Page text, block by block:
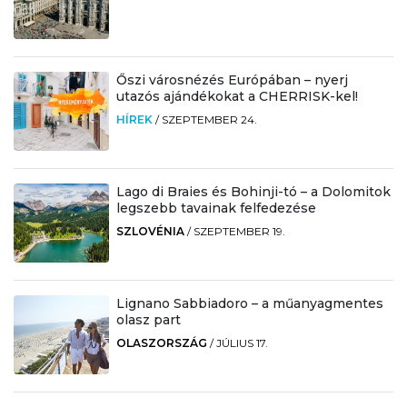
Őszi városnézés Európában – nyerj
utazós ajándékokat a CHERRISK-kel!
HÍREK / SZEPTEMBER 24.
Lago di Braies és Bohinji-tó – a Dolomitok
legszebb tavainak felfedezése
SZLOVÉNIA / SZEPTEMBER 19.
Lignano Sabbiadoro – a műanyagmentes
olasz part
OLASZORSZÁG /JÚLIUS 17.